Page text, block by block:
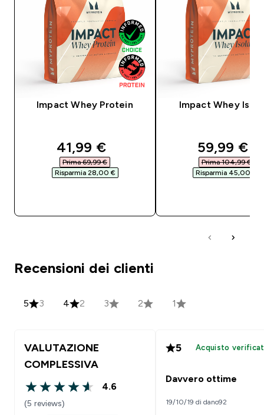
Impact Whey Protein
discounted price
41,99 €‎
Prima 69,99 €‎
Risparmia 28,00 €‎
Impact Whey
59,99 €‎
Prima 104,99 €‎
Risparmia 45,00 €‎
Recensioni dei clienti
5 3 4 2 3 2 1
VALUTAZIONE
COMPLESSIVA
4.6 out of 5 stars
4.6
(5 reviews)
5 Acquisto
Davvero ottime
19/10/19 di dano92